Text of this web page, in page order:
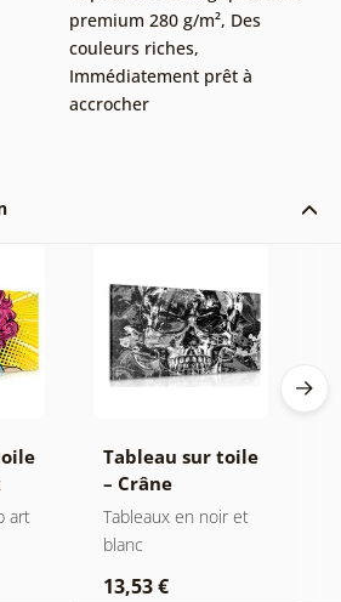
premium 280 g/m², Des
couleurs riches,
Immédiatement prêt à
accrocher
art
Tableau sur toile
– Crâne
artistique en noir
et blanc
Tableaux en noir et
blanc
13,53 €